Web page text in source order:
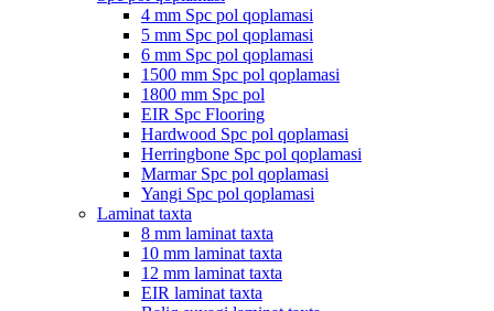
4 mm Spc pol qoplamasi
5 mm Spc pol qoplamasi
6 mm Spc pol qoplamasi
1500 mm Spc pol qoplamasi
1800 mm Spc pol
EIR Spc Flooring
Hardwood Spc pol qoplamasi
Herringbone Spc pol qoplamasi
Marmar Spc pol qoplamasi
Yangi Spc pol qoplamasi
Laminat taxta
8 mm laminat taxta
10 mm laminat taxta
12 mm laminat taxta
EIR laminat taxta